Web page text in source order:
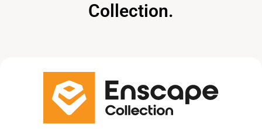
Collection.